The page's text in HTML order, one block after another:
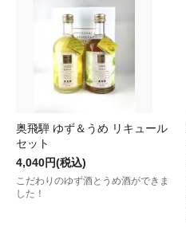
奥飛騨 ゆず＆うめ リキュール
セット
4,040円(税込)
こだわりのゆず酒とうめ酒ができま
した！